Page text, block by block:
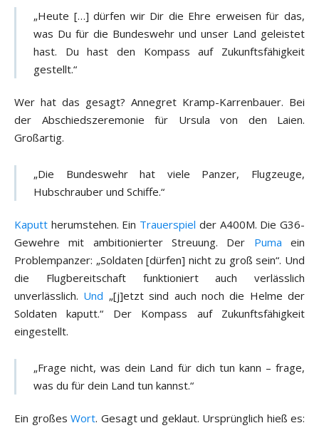
„Heute […] dürfen wir Dir die Ehre erweisen für das,
was Du für die Bundeswehr und unser Land geleistet
hast. Du hast den Kompass auf Zukunftsfähigkeit
gestellt.“
Wer hat das gesagt? Annegret Kramp-Karrenbauer. Bei
der Abschiedszeremonie für Ursula von den Laien.
Großartig.
„Die Bundeswehr hat viele Panzer, Flugzeuge,
Hubschrauber und Schiffe.“
Kaputt herumstehen. Ein Trauerspiel der A400M. Die G36-
Gewehre mit ambitionierter Streuung. Der Puma ein
Problempanzer: „Soldaten [dürfen] nicht zu groß sein“. Und
die Flugbereitschaft funktioniert auch verlässlich
unverlässlich. Und „[j]etzt sind auch noch die Helme der
Soldaten kaputt.“ Der Kompass auf Zukunftsfähigkeit
eingestellt.
„Frage nicht, was dein Land für dich tun kann – frage,
was du für dein Land tun kannst.“
Ein großes Wort. Gesagt und geklaut. Ursprünglich hieß es: